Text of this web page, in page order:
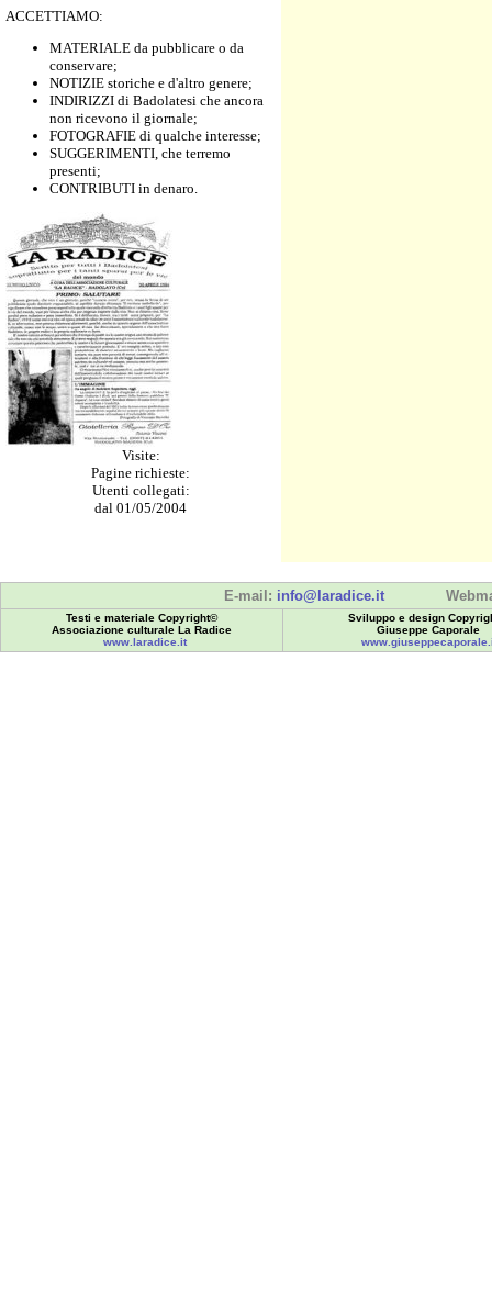
ACCETTIAMO:
MATERIALE da pubblicare o da
conservare;
NOTIZIE storiche e d'altro genere;
INDIRIZZI di Badolatesi che ancora
non ricevono il giornale;
FOTOGRAFIE di qualche interesse;
SUGGERIMENTI, che terremo
presenti;
CONTRIBUTI in denaro.
Visite:
Pagine richieste:
Utenti collegati:
dal 01/05/2004
E-mail: info@laradice.it
Testi e materiale Copyright©
Associazione culturale La Radice
www.laradice.it
Sviluppo e design
Giuseppe Caporale